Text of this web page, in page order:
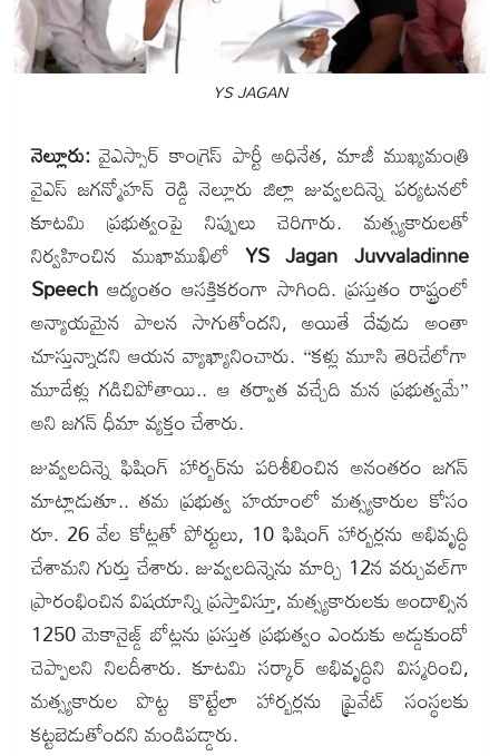
YS JAGAN
నెల్లూరు:వైఎస్సార్ కాంగ్రెస్ పార్టీ అధినేత, మాజీ ముఖ్యమంత్రి
వైఎస్ జగన్మోహన్ రెడ్డి నెల్లూరు జిల్లా జువ్వలదిన్నె పర్యటనలో
కూటమి ప్రభుత్వంపై నిప్పులు చెరిగారు. మత్స్యకారులతో
నిర్వహించిన ముఖాముఖిలో YS Jagan Juvvaladinne
Speechఆద్యంతం ఆసక్తికరంగా సాగింది. ప్రస్తుతం రాష్ట్రంలో
అన్యాయమైన పాలన సాగుతోందని, అయితే దేవుడు అంతా
చూస్తున్నాడని ఆయన వ్యాఖ్యానించారు. “కళ్లు మూసి తెరిచేలోగా
మూడేళ్లు గడిచిపోతాయి.. ఆ తర్వాత వచ్చేది మన ప్రభుత్వమే”
అని జగన్ ధీమా వ్యక్తం చేశారు.
జువ్వలదిన్నె ఫిషింగ్ హార్బర్‌ను పరిశీలించిన అనంతరం జగన్
మాట్లాడుతూ.. తమ ప్రభుత్వ హయాంలో మత్స్యకారుల కోసం
రూ. 26 వేల కోట్లతో పోర్టులు, 10 ఫిషింగ్ హార్బర్లను అభివృద్ధి
చేశామని గుర్తు చేశారు. జువ్వలదిన్నెను మార్చి 12న వర్చువల్‌గా
ప్రారంభించిన విషయాన్ని ప్రస్తావిస్తూ, మత్స్యకారులకు అందాల్సిన
1250 మెకానైజ్డ్ బోట్లను ప్రస్తుత ప్రభుత్వం ఎందుకు అడ్డుకుందో
చెప్పాలని నిలదీశారు. కూటమి సర్కార్ అభివృద్ధిని విస్మరించి,
మత్స్యకారుల పొట్ట కొట్టేలా హార్బర్లను ప్రైవేట్ సంస్థలకు
కట్టబెడుతోందని మండిపడ్డారు.